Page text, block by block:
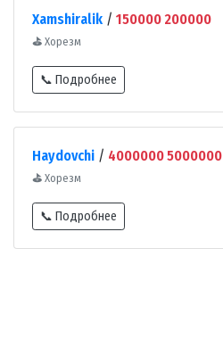
Xamshiralik / 150000 200000
⛳ Хорезм
📞 Подробнее
Haydovchi / 4000000 5000000
⛳ Хорезм
📞 Подробнее